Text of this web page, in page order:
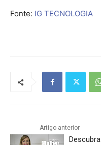
Fonte: IG TECNOLOGIA
Artigo anterior
Descubra